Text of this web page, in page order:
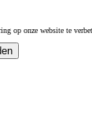
op onze website te